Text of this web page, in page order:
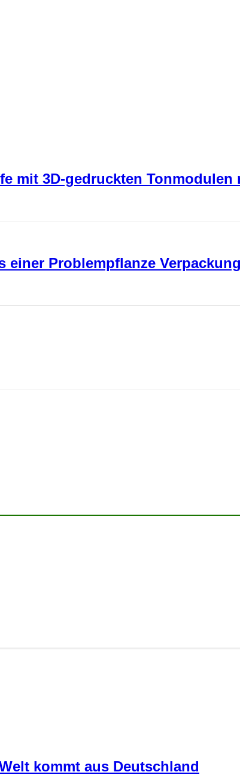
mit 3D-gedruckten Tonmodulen
einer Problempflanze
kommt aus Deutschland